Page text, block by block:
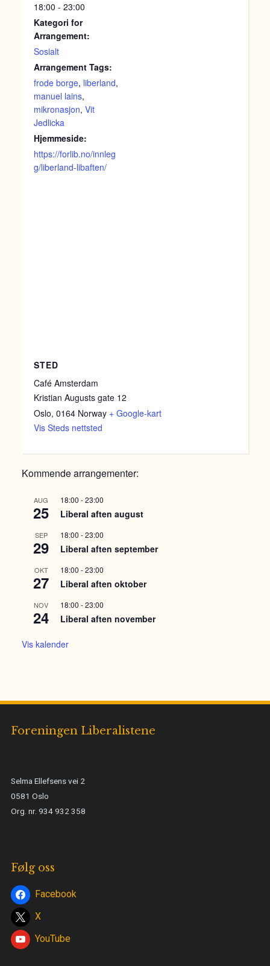
Kommende arrangementer:
AUG
25
18:00 -23:00
Liberal aften august
SEP
29
18:00 -23:00
Liberal aften september
OKT
27
18:00 -23:00
Liberal aften oktober
NOV
24
18:00 -23:00
Liberal aften november
Vis kalender
18:00 - 23:00
Kategori for
Arrangement:
Sosialt
Arrangement Tags:
frode borge, liberland,
manuel lains,
mikronasjon,Vit
Jedlicka
Hjemmeside:
https://forlib.no/innleg
g/liberland-libaften/
STED
Café Amsterdam
Kristian Augusts gate 12
Oslo, 0164 Norway + Google-kart
Vis Steds nettsted
Foreningen Liberalistene
Selma Ellefsens vei 2
0581 Oslo
Org. nr. 934 932 358
Følg oss
Facebook
X
YouTube